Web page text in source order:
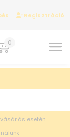
Regisztráció
0
esetén